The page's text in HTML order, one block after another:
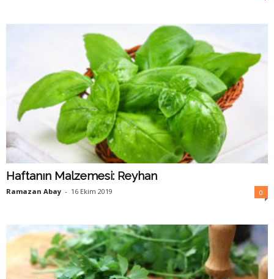
Haftanın Malzemesi: Reyhan
Ramazan Abay - 16 Ekim 2019 0